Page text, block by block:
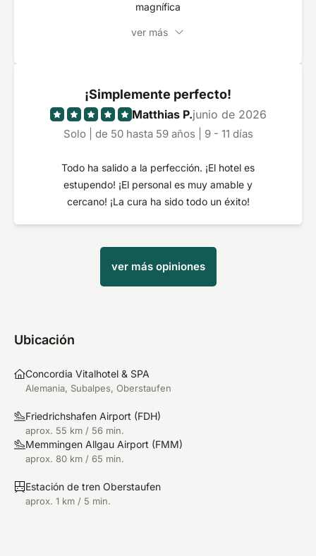
magnífica
ver más
¡Simplemente perfecto!
Matthias P.junio de 2026
Solo | de 50 hasta 59 años | 9 - 11 días
Todo ha salido a la perfección. ¡El hotel es
estupendo! ¡El personal es muy amable y
cercano! ¡La cura ha sido todo un éxito!
ver más opiniones
Ubicación
Concordia Vitalhotel & SPA
Alemania, Subalpes, Oberstaufen
Friedrichshafen Airport (FDH)
aprox. 55 km / 56 min.
Memmingen Allgau Airport (FMM)
aprox. 80 km / 65 min.
Estación de tren Oberstaufen
aprox. 1 km / 5 min.